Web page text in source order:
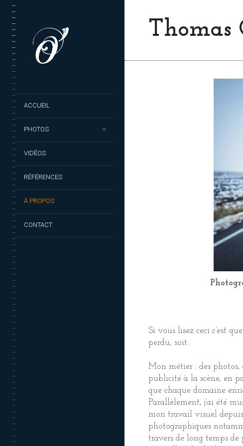
ACCUEIL
PHOTOS
VIDÉOS
RÉFÉRENCES
À PROPOS
CONTACT
Thomas
Si vous lisez ceci c’est
perdu, soit.
Mon métier : des
publicité à la scène, en
que chaque domaine
Parallèlement, j’ai été
mon travail visuel depuis
photographiques
travers de long temps de